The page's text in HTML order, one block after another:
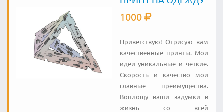
1000
Приветствую! Отрисую вам
качественные принты. Мои
идеи уникальные и четкие.
Скорость и качество мои
главные преимущества.
Воплощу ваши задумки в
жизнь со всей